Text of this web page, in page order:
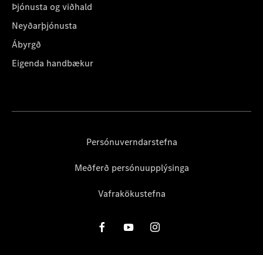
Þjónusta og viðhald
Neyðarþjónusta
Ábyrgð
Eigenda handbækur
Persónuverndarstefna
Meðferð persónuupplýsinga
Vafrakökustefna